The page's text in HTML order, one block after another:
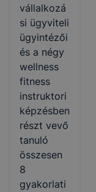
vállalkozá
si ügyviteli
ügyintézői
és a négy
wellness
fitness
instruktori
képzésben
részt vevő
tanuló
összesen
8
gyakorlati